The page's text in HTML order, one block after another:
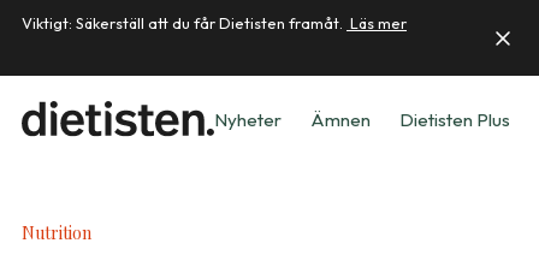
Viktigt: Säkerställ att du får Dietisten framåt. Läs mer
Nyheter Ämnen Dietisten Plus
Nutrition